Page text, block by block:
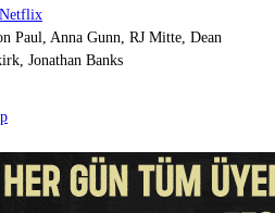
Netflix
Paul, Anna Gunn, RJ Mitte, Dean
Jonathan Banks